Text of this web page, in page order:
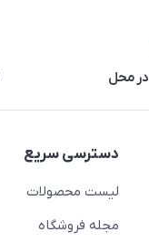
محل
دسترسی سریع
لیست محصولات
مجله فروشگاه